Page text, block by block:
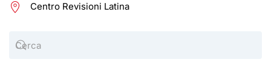
Centro Revisioni Latina